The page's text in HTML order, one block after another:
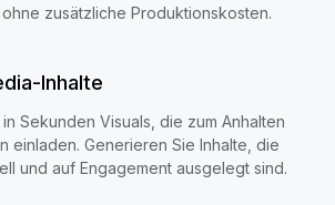
zusätzliche Produktionskosten.
Inhalte
Sekunden Visuals, die zum Anhalten
einladen. Generieren Sie Inhalte, die
und auf Engagement ausgelegt sind.